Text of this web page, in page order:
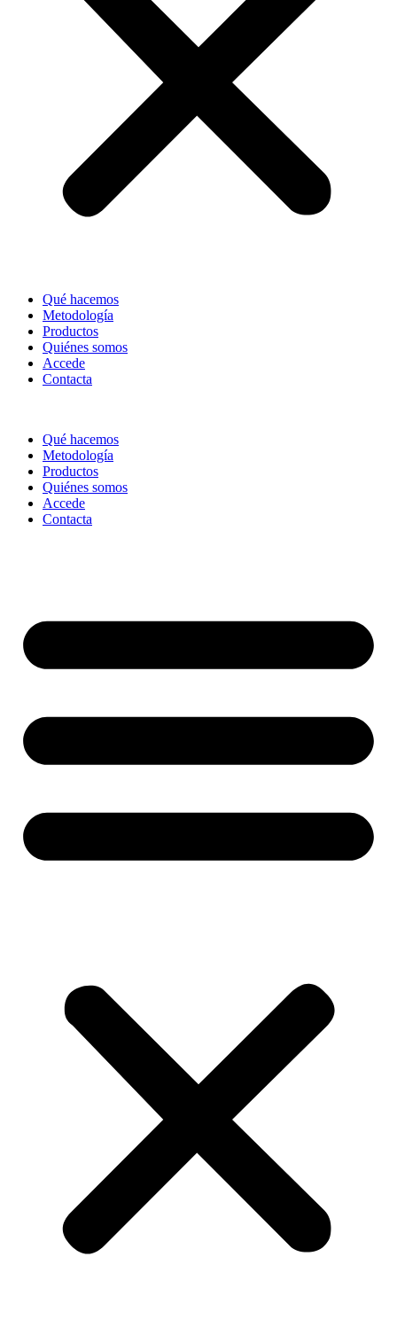
Qué hacemos
Metodología
Productos
Quiénes somos
Accede
Contacta
Qué hacemos
Metodología
Productos
Quiénes somos
Accede
Contacta